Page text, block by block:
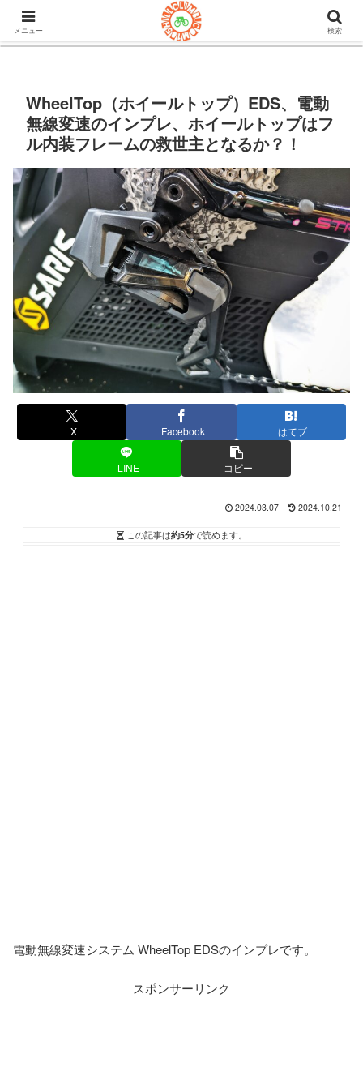
105ヒルクライム.comはロードバイク&グラベルのブログ。機材や
チューブレスタイヤのインプレや房総半島ライドの情報など。
WheelTop（ホイールトップ）EDS、電動
無線変速のインプレ、ホイールトップはフ
ル内装フレームの救世主となるか？！
X Facebook はてブ
LINE コピー
2024.03.07 2024.10.21
この記事は約5分で読めます。
電動無線変速システム WheelTop EDSのインプレです。
スポンサーリンク
メニュー 検索